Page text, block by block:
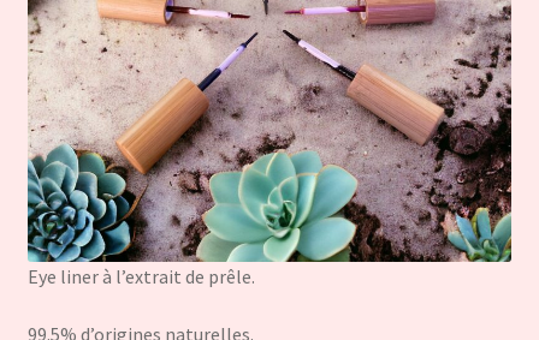
Eye liner à l’extrait de prêle.
99.5% d’origines naturelles.